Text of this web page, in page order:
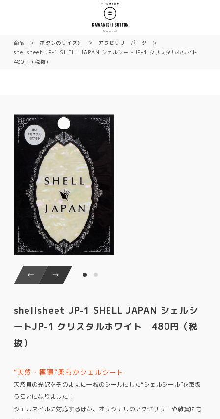
商品 ボタンのサイズ別
アクセサリーパーツ
shellsheet JP-1 SHELL JAPAN シェルシートJP-1 クリスタルホワイト
480円（税抜）
shellsheet JP-1 SHELL JAPAN シェルシ
ートJP-1 クリスタルホワイト 480円（税
抜）
“天然・極薄”柔らかシェルシート
天然貝の光沢をそのままに一枚のシールにした“シェルシール”を取扱
うことになりました！
ジェルネイルに対応するほか、オリジナルのアクセサリーや雑貨にも